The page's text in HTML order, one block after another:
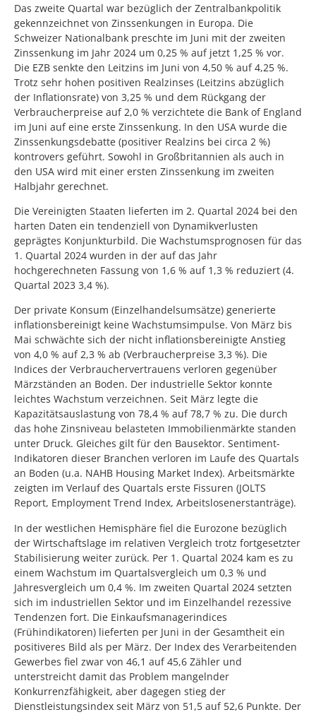
Das zweite Quartal war bezüglich der Zentralbankpolitik
gekennzeichnet von Zinssenkungen in Europa. Die
Schweizer Nationalbank preschte im Juni mit der zweiten
Zinssenkung im Jahr 2024 um 0,25 % auf jetzt 1,25 % vor.
Die EZB senkte den Leitzins im Juni von 4,50 % auf 4,25 %.
Trotz sehr hohen positiven Realzinses (Leitzins abzüglich
der Inflationsrate) von 3,25 % und dem Rückgang der
Verbraucherpreise auf 2,0 % verzichtete die Bank of England
im Juni auf eine erste Zinssenkung. In den USA wurde die
Zinssenkungsdebatte (positiver Realzins bei circa 2 %)
kontrovers geführt. Sowohl in Großbritannien als auch in
den USA wird mit einer ersten Zinssenkung im zweiten
Halbjahr gerechnet.
Die Vereinigten Staaten lieferten im 2. Quartal 2024 bei den
harten Daten ein tendenziell von Dynamikverlusten
geprägtes Konjunkturbild. Die Wachstumsprognosen für das
1. Quartal 2024 wurden in der auf das Jahr
hochgerechneten Fassung von 1,6 % auf 1,3 % reduziert (4.
Quartal 2023 3,4 %).
Der private Konsum (Einzelhandelsumsätze) generierte
inflationsbereinigt keine Wachstumsimpulse. Von März bis
Mai schwächte sich der nicht inflationsbereinigte Anstieg
von 4,0 % auf 2,3 % ab (Verbraucherpreise 3,3 %). Die
Indices der Verbrauchervertrauens verloren gegenüber
Märzständen an Boden. Der industrielle Sektor konnte
leichtes Wachstum verzeichnen. Seit März legte die
Kapazitätsauslastung von 78,4 % auf 78,7 % zu. Die durch
das hohe Zinsniveau belasteten Immobilienmärkte standen
unter Druck. Gleiches gilt für den Bausektor. Sentiment-
Indikatoren dieser Branchen verloren im Laufe des Quartals
an Boden (u.a. NAHB Housing Market Index). Arbeitsmärkte
zeigten im Verlauf des Quartals erste Fissuren (JOLTS
Report, Employment Trend Index, Arbeitslosenerstanträge).
In der westlichen Hemisphäre fiel die Eurozone bezüglich
der Wirtschaftslage im relativen Vergleich trotz fortgesetzter
Stabilisierung weiter zurück. Per 1. Quartal 2024 kam es zu
einem Wachstum im Quartalsvergleich um 0,3 % und
Jahresvergleich um 0,4 %. Im zweiten Quartal 2024 setzten
sich im industriellen Sektor und im Einzelhandel rezessive
Tendenzen fort. Die Einkaufsmanagerindices
(Frühindikatoren) lieferten per Juni in der Gesamtheit ein
positiveres Bild als per März. Der Index des Verarbeitenden
Gewerbes fiel zwar von 46,1 auf 45,6 Zähler und
unterstreicht damit das Problem mangelnder
Konkurrenzfähigkeit, aber dagegen stieg der
Dienstleistungsindex seit März von 51,5 auf 52,6 Punkte. Der